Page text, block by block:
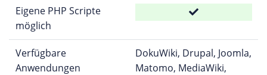
Eigene PHP Scripte
möglich
Verfügbare
Anwendungen
DokuWiki, Drupal, Joomla,
Matomo, MediaWiki,